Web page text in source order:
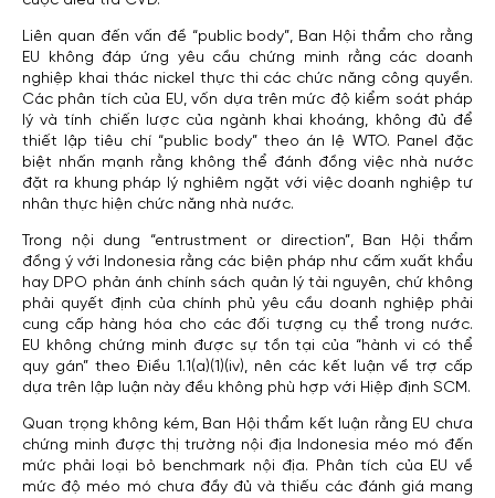
Liên quan đến vấn đề “public body”, Ban Hội thẩm cho rằng
EU không đáp ứng yêu cầu chứng minh rằng các doanh
nghiệp khai thác nickel thực thi các chức năng công quyền.
Các phân tích của EU, vốn dựa trên mức độ kiểm soát pháp
lý và tính chiến lược của ngành khai khoáng, không đủ để
thiết lập tiêu chí “public body” theo án lệ WTO. Panel đặc
biệt nhấn mạnh rằng không thể đánh đồng việc nhà nước
đặt ra khung pháp lý nghiêm ngặt với việc doanh nghiệp tư
nhân thực hiện chức năng nhà nước.
Trong nội dung “entrustment or direction”, Ban Hội thẩm
đồng ý với Indonesia rằng các biện pháp như cấm xuất khẩu
hay DPO phản ánh chính sách quản lý tài nguyên, chứ không
phải quyết định của chính phủ yêu cầu doanh nghiệp phải
cung cấp hàng hóa cho các đối tượng cụ thể trong nước.
EU không chứng minh được sự tồn tại của “hành vi có thể
quy gán” theo Điều 1.1(a)(1)(iv), nên các kết luận về trợ cấp
dựa trên lập luận này đều không phù hợp với Hiệp định SCM.
Quan trọng không kém, Ban Hội thẩm kết luận rằng EU chưa
chứng minh được thị trường nội địa Indonesia méo mó đến
mức phải loại bỏ benchmark nội địa. Phân tích của EU về
mức độ méo mó chưa đầy đủ và thiếu các đánh giá mang